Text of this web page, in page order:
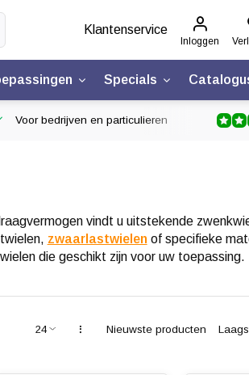
Klantenservice
Inloggen
Specials
Voor bedrijven en particulieren
vindt u uitstekende
zwaarlastwielen of specifieke
die geschikt zijn voor uw
Nieuwste producten